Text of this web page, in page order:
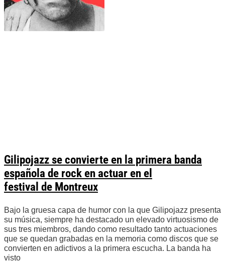
Gilipojazz se convierte en la primera banda
española de rock en actuar en el
festival de Montreux
Bajo la gruesa capa de humor con la que Gilipojazz presenta
su música, siempre ha destacado un elevado virtuosismo de
sus tres miembros, dando como resultado tanto actuaciones
que se quedan grabadas en la memoria como discos que se
convierten en adictivos a la primera escucha. La banda ha
visto